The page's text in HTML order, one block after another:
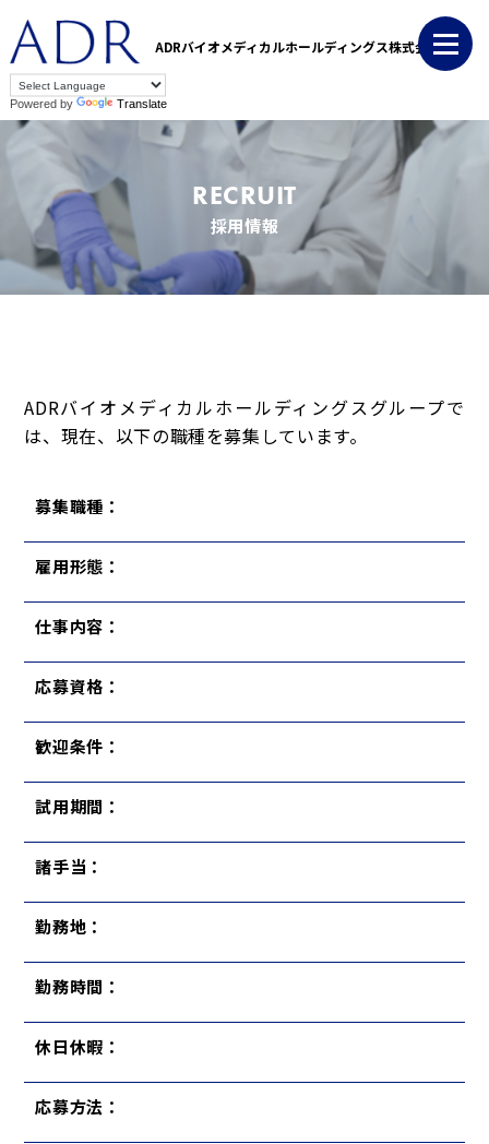
ADRバイオメディカルホールディングス株式会社
Powered by Translate
RECRUIT
採用情報
ADRバイオメディカルホールディングスグループで
は、現在、以下の職種を募集しています。
募集職種：
雇用形態：
仕事内容：
応募資格：
歓迎条件：
試用期間：
諸手当：
勤務地：
勤務時間：
休日休暇：
応募方法：